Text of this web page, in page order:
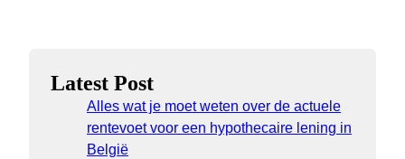
Latest Post
Alles wat je moet weten over de actuele
rentevoet voor een hypothecaire lening in
België